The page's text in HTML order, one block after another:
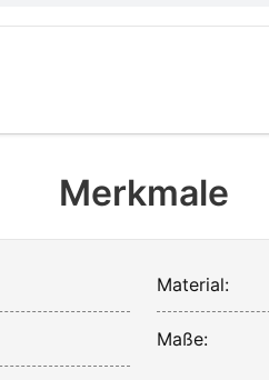
Merkmale
Material:
Maße: